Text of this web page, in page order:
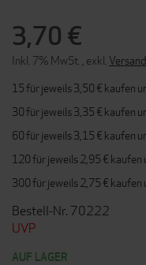
3,70 €
Inkl. 7% MwSt. exkl.
15 für jeweils3,50 € kaufen
30 für jeweils3,35 € kaufen
60 für jeweils3,15 € kaufen
120 für jeweils 2,95 € kaufen
300 für jeweils 2,75 € kaufen
Bestell-Nr. 70222
UVP
AUF LAGER